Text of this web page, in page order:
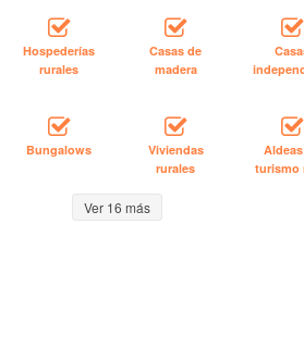
Hospederías
rurales
Casas de
madera
Bungalows
Viviendas
rurales
turismo
Ver 16 más